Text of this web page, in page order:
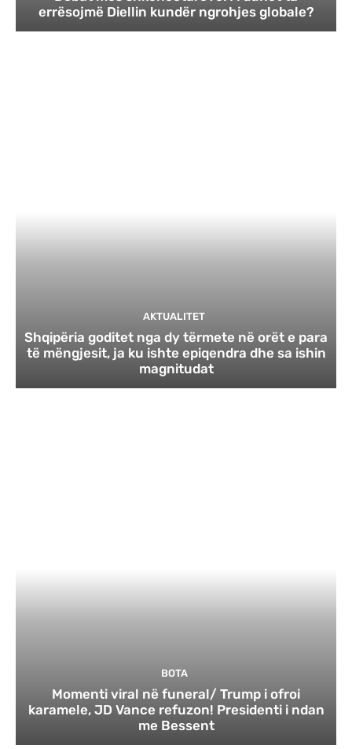
errësojmë Diellin kundër ngrohjes globale?
AKTUALITET
Shqipëria goditet nga dy tërmete në orët e para
të mëngjesit, ja ku ishte epiqendra dhe sa ishin
magnitudat
BOTA
Momenti viral në funeral/ Trump i ofroi
karamele, JD Vance refuzon! Presidenti i ndan
me Bessent